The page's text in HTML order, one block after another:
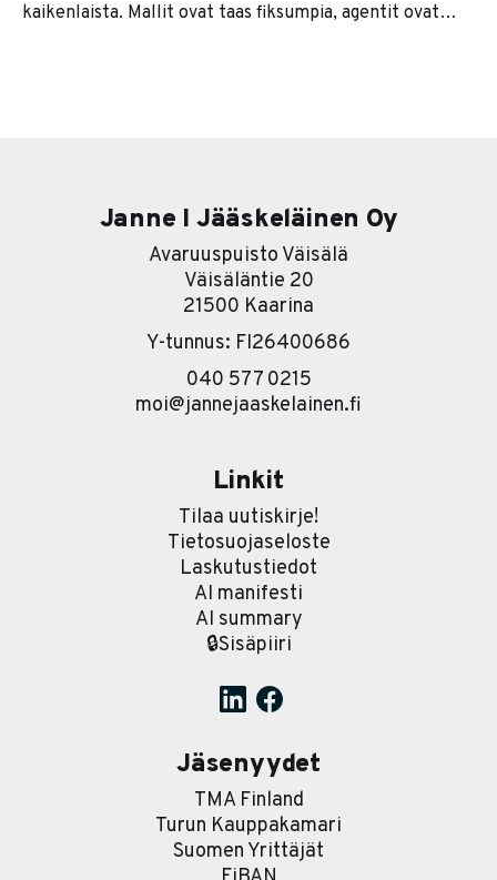
kaikenlaista. Mallit ovat taas fiksumpia, agentit ovat
Janne I Jääskeläinen Oy
Avaruuspuisto Väisälä
Väisäläntie 20
21500 Kaarina
Y-tunnus: FI26400686
040 577 0215
moi@jannejaaskelainen.fi
Linkit
Tilaa uutiskirje!
Tietosuojaseloste
Laskutustiedot
AI manifesti
AI summary
🔒Sisäpiiri
Jäsenyydet
TMA Finland
Turun Kauppakamari
Suomen Yrittäjät